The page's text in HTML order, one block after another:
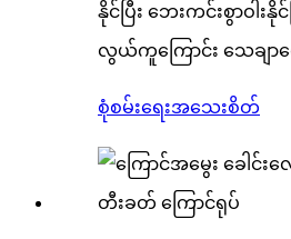
နိုင်ပြီး ဘေးကင်းစွာဝါးနို
လွယ်ကူကြောင်း သေချာ
စုံစမ်းရေးအသေးစိတ်